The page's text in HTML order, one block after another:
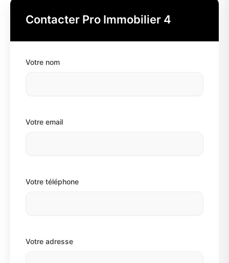
Contacter Pro Immobilier 4
Votre nom
Votre email
Votre téléphone
Votre adresse